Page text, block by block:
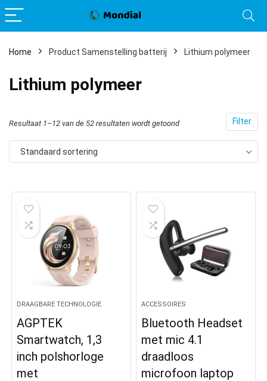
Home Product Samenstelling batterij Lithium polymeer
Lithium polymeer
Filter
Resultaat 1–12 van de 52 resultaten wordt getoond
Standaard sortering
DRAAGBARE TECHNOLOGIE
AGPTEK
Smartwatch, 1,3
inch polshorloge
met
ACCESSOIRES
Bluetooth Headset
met mic 4.1
draadloos
microfoon laptop